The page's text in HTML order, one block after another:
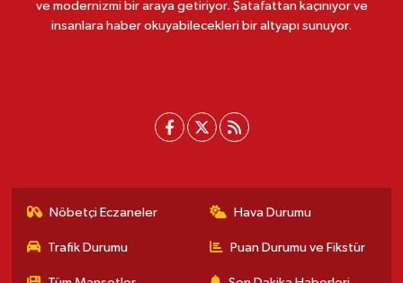
ve modernizmi bir araya getiriyor. Şatafattan kaçınıyor ve
insanlara haber okuyabilecekleri bir altyapı sunuyor.
Nöbetçi Eczaneler Hava Durumu
Trafik Durumu Puan Durumu ve Fikstür